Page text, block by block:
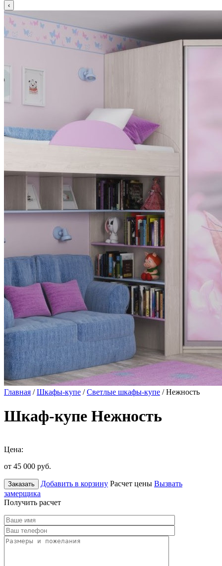
Главная /Шкафы-купе /Светлые шкафы-купе / Нежность
Шкаф-купе Нежность
Цена:
от 45 000 руб.
Заказать Добавить в корзину Расчет цены Вызвать
замерщика
Получить расчет